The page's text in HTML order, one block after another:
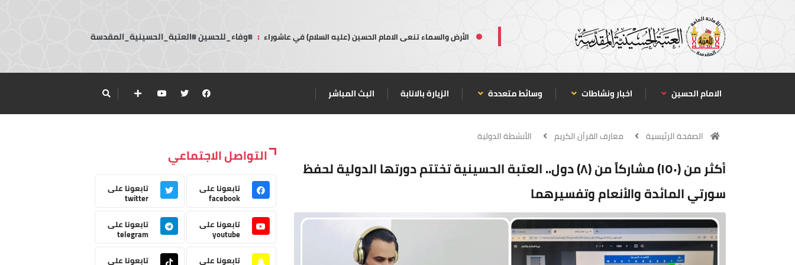
الأرض والسماء تنعى الامام الحسين (عليه السلام) في عاشوراء : #وفاء_للحسين #العتبة_الحسينية_المقدسة
الامام الحسين اخبار ونشاطات وسائط متعددة الزيارة بالانابة البث المباشر
الصفحة الرئيسية معارف القرآن الكريم الأنشطة الدولية
أكثر من (١٥٠) مشاركاً من (٨) دول.. العتبة الحسينية تختتم دورتها الدولية لحفظ
سورتي المائدة والأنعام وتفسيرهما
التواصل الاجتماعي
تابعونا على
facebook
تابعونا على
twitter
تابعونا على
youtube
تابعونا على
telegram
تابعونا على
تابعونا على